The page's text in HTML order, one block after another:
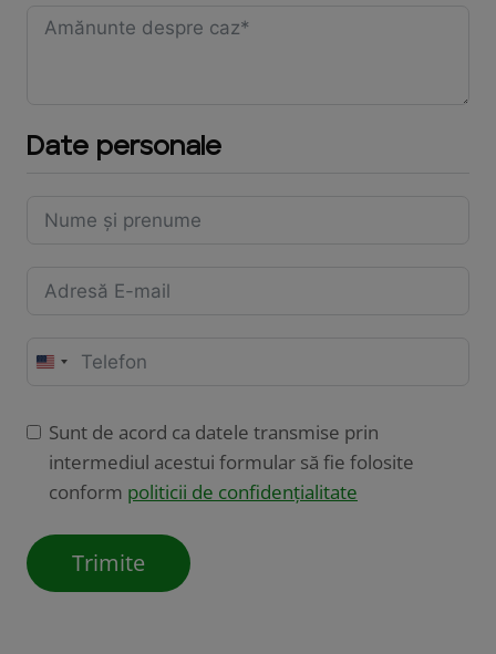
Date personale
U
t
e
Sunt de acord ca datele transmise prin
intermediul acestui formular să fie folosite
conform politicii de confidențialitate
Trimite